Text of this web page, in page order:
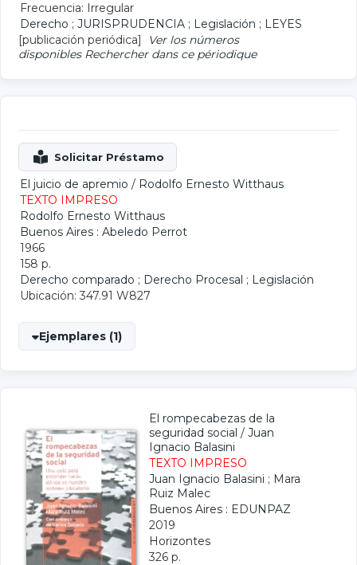
Frecuencia: Irregular
Derecho ; JURISPRUDENCIA ; Legislación ; LEYES
[publicación periódica]
Ver los números
disponibles Rechercher dans ce périodique
El juicio de apremio / Rodolfo Ernesto Witthaus
TEXTO IMPRESO
Rodolfo Ernesto Witthaus
Buenos Aires : Abeledo Perrot
1966
158 p.
Derecho comparado ; Derecho Procesal ; Legislación
Ubicación: 347.91 W827
Ejemplares (1)
El rompecabezas de la
seguridad social / Juan
Ignacio Balasini
TEXTO IMPRESO
Juan Ignacio Balasini ; Mara
Ruiz Malec
Buenos Aires : EDUNPAZ
2019
Horizontes
326 p.